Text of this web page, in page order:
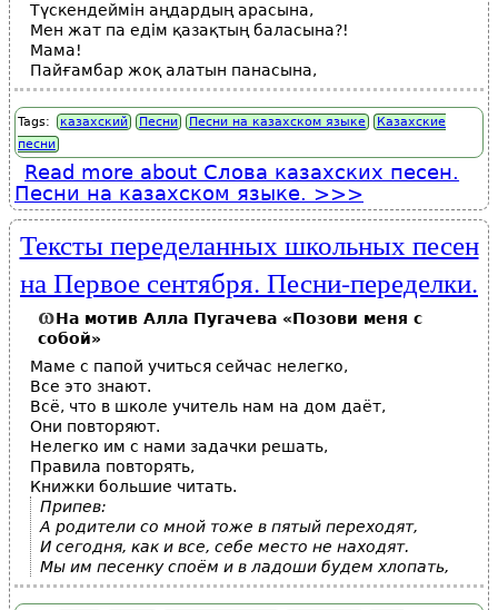
Түскендеймін аңдардың арасына,
Мен жат па едім қазақтың баласына?!
Мама!
Пайғамбар жоқ алатын панасына,
Tags: казахский Песни Песни на казахском языке
Казахские
песни
Read more about Слова казахских песен.
Песни на казахском языке.
Тексты переделанных школьных песен
на Первое сентября. Песни-переделки.
На мотив Алла Пугачева «Позови меня с
собой»
Маме с папой учиться сейчас нелегко,
Все это знают.
Всё, что в школе учитель нам на дом даёт,
Они повторяют.
Нелегко им с нами задачки решать,
Правила повторять,
Книжки большие читать.
Припев:
А родители со мной тоже в пятый переходят,
И сегодня, как и все, себе место не находят.
Мы им песенку споём и в ладоши будем хлопать,